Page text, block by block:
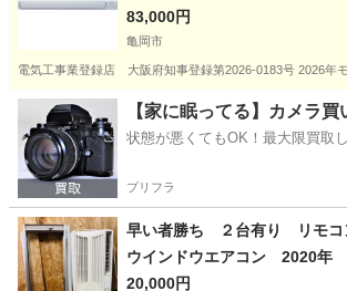
83,000円
亀岡市
電気工事業登録店 大阪府知事登録第2026-0183号 2026年
亀岡市 季節、空調家電 MSZ
【家に眠ってる】カメラ
状態が悪くてもOK！最大限買取
プリフラ
早い者勝ち ２台有り リモコ
ウインドウエアコン 2020年
20,000円